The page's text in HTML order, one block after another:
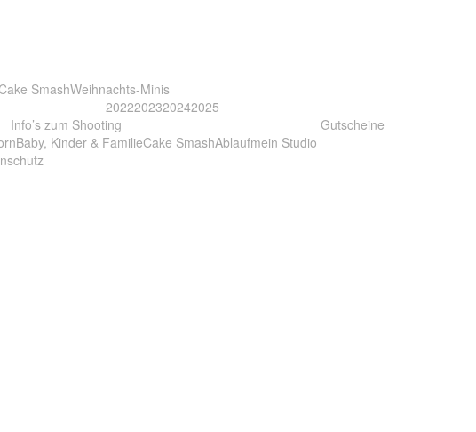
SmashWeihnachts-Minis
2022202320242025
Info’s zum Shooting
Baby, Kinder & FamilieCake SmashAblaufmein Studio
Gutscheine